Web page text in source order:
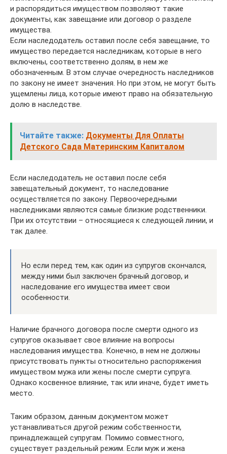
и распорядиться имуществом позволяют такие
документы, как завещание или договор о разделе
имущества.
Если наследодатель оставил после себя завещание, то
имущество передается наследникам, которые в него
включены, соответственно долям, в нем же
обозначенным. В этом случае очередность наследников
по закону не имеет значения. Но при этом, не могут быть
ущемлены лица, которые имеют право на обязательную
долю в наследстве.
Читайте также: Документы Для Оплаты
Детского Сада Материнским Капиталом
Если наследодатель не оставил после себя
завещательный документ, то наследование
осуществляется по закону. Первоочередными
наследниками являются самые близкие родственники.
При их отсутствии – относящиеся к следующей линии, и
так далее.
Но если перед тем, как один из супругов скончался,
между ними был заключен брачный договор, и
наследование его имущества имеет свои
особенности.
Наличие брачного договора после смерти одного из
супругов оказывает свое влияние на вопросы
наследования имущества. Конечно, в нем не должны
присутствовать пункты относительно распоряжения
имуществом мужа или жены после смерти супруга.
Однако косвенное влияние, так или иначе, будет иметь
место.
Таким образом, данным документом может
устанавливаться другой режим собственности,
принадлежащей супругам. Помимо совместного,
существует раздельный режим. Если муж и жена